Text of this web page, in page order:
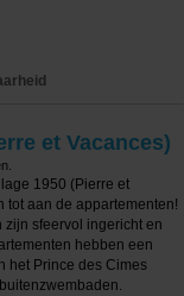
et Vacances)
1950 (Pierre et
tot aan de appartementen!
sfeervol ingericht en
hebben een
het Prince des Cimes